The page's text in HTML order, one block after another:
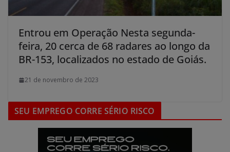
Entrou em Operação Nesta segunda-
feira, 20 cerca de 68 radares ao longo da
BR-153, localizados no estado de Goiás.
21 de novembro de 2023
SEU EMPREGO CORRE SÉRIO RISCO